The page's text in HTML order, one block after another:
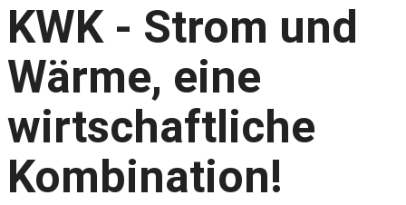
KWK - Strom und
Wärme, eine
wirtschaftliche
Kombination!